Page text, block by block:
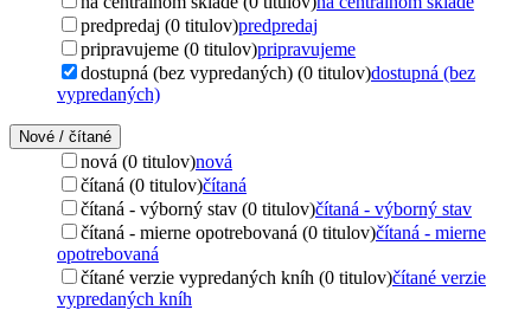
predpredaj (0 titulov)predpredaj
pripravujeme (0 titulov)pripravujeme
dostupná (bez vypredaných) (0 titulov)dostupná (bez
vypredaných)
Nové / čítané
nová (0 titulov)nová
čítaná (0 titulov)čítaná
čítaná - výborný stav (0 titulov)čítaná - výborný stav
čítaná - mierne opotrebovaná (0 titulov)čítaná - mierne
opotrebovaná
čítané verzie vypredaných kníh (0 titulov)čítané verzie
vypredaných kníh